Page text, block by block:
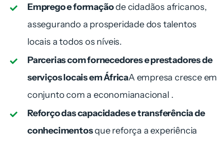
Emprego e formaçãode cidadãos africanos,
assegurando a prosperidade dos talentos
locais a todos os níveis.
Parcerias com fornecedores e prestadores de
serviços locais em ÁfricaA empresa cresce em
conjunto com aeconomianacional .
Reforço das capacidades e transferência de
conhecimentosque reforça a experiência